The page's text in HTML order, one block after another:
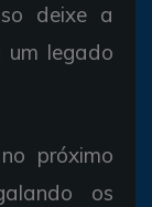
deixe a
um legado
próximo
os